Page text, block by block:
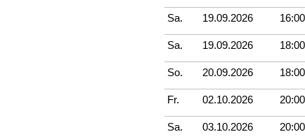
Sa. 19.09.2026 16:00
Sa. 19.09.2026 18:00
So. 20.09.2026 18:00
Fr. 02.10.2026 20:00
Sa. 03.10.2026 20:00